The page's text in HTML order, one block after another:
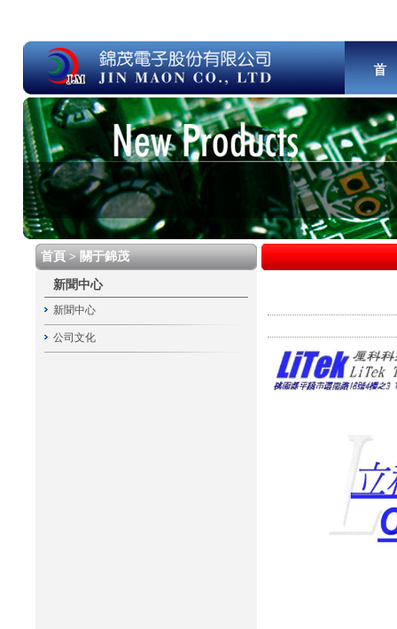
首頁 > 關于錦茂
新聞中心
新聞中心
公司文化